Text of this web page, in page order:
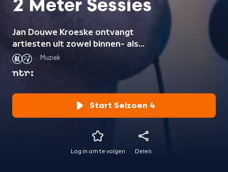
2 Meter Sessies
Jan Douwe Kroeske ontvangt
artiesten uit zowel binnen- als
buitenland voor een intieme sessie
en interview.
Muziek
Start Seizoen 4
Log in om te volgen Delen